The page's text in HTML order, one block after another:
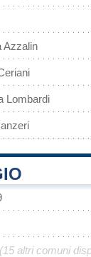
Azzalin
Lombardi
(15 altri comuni